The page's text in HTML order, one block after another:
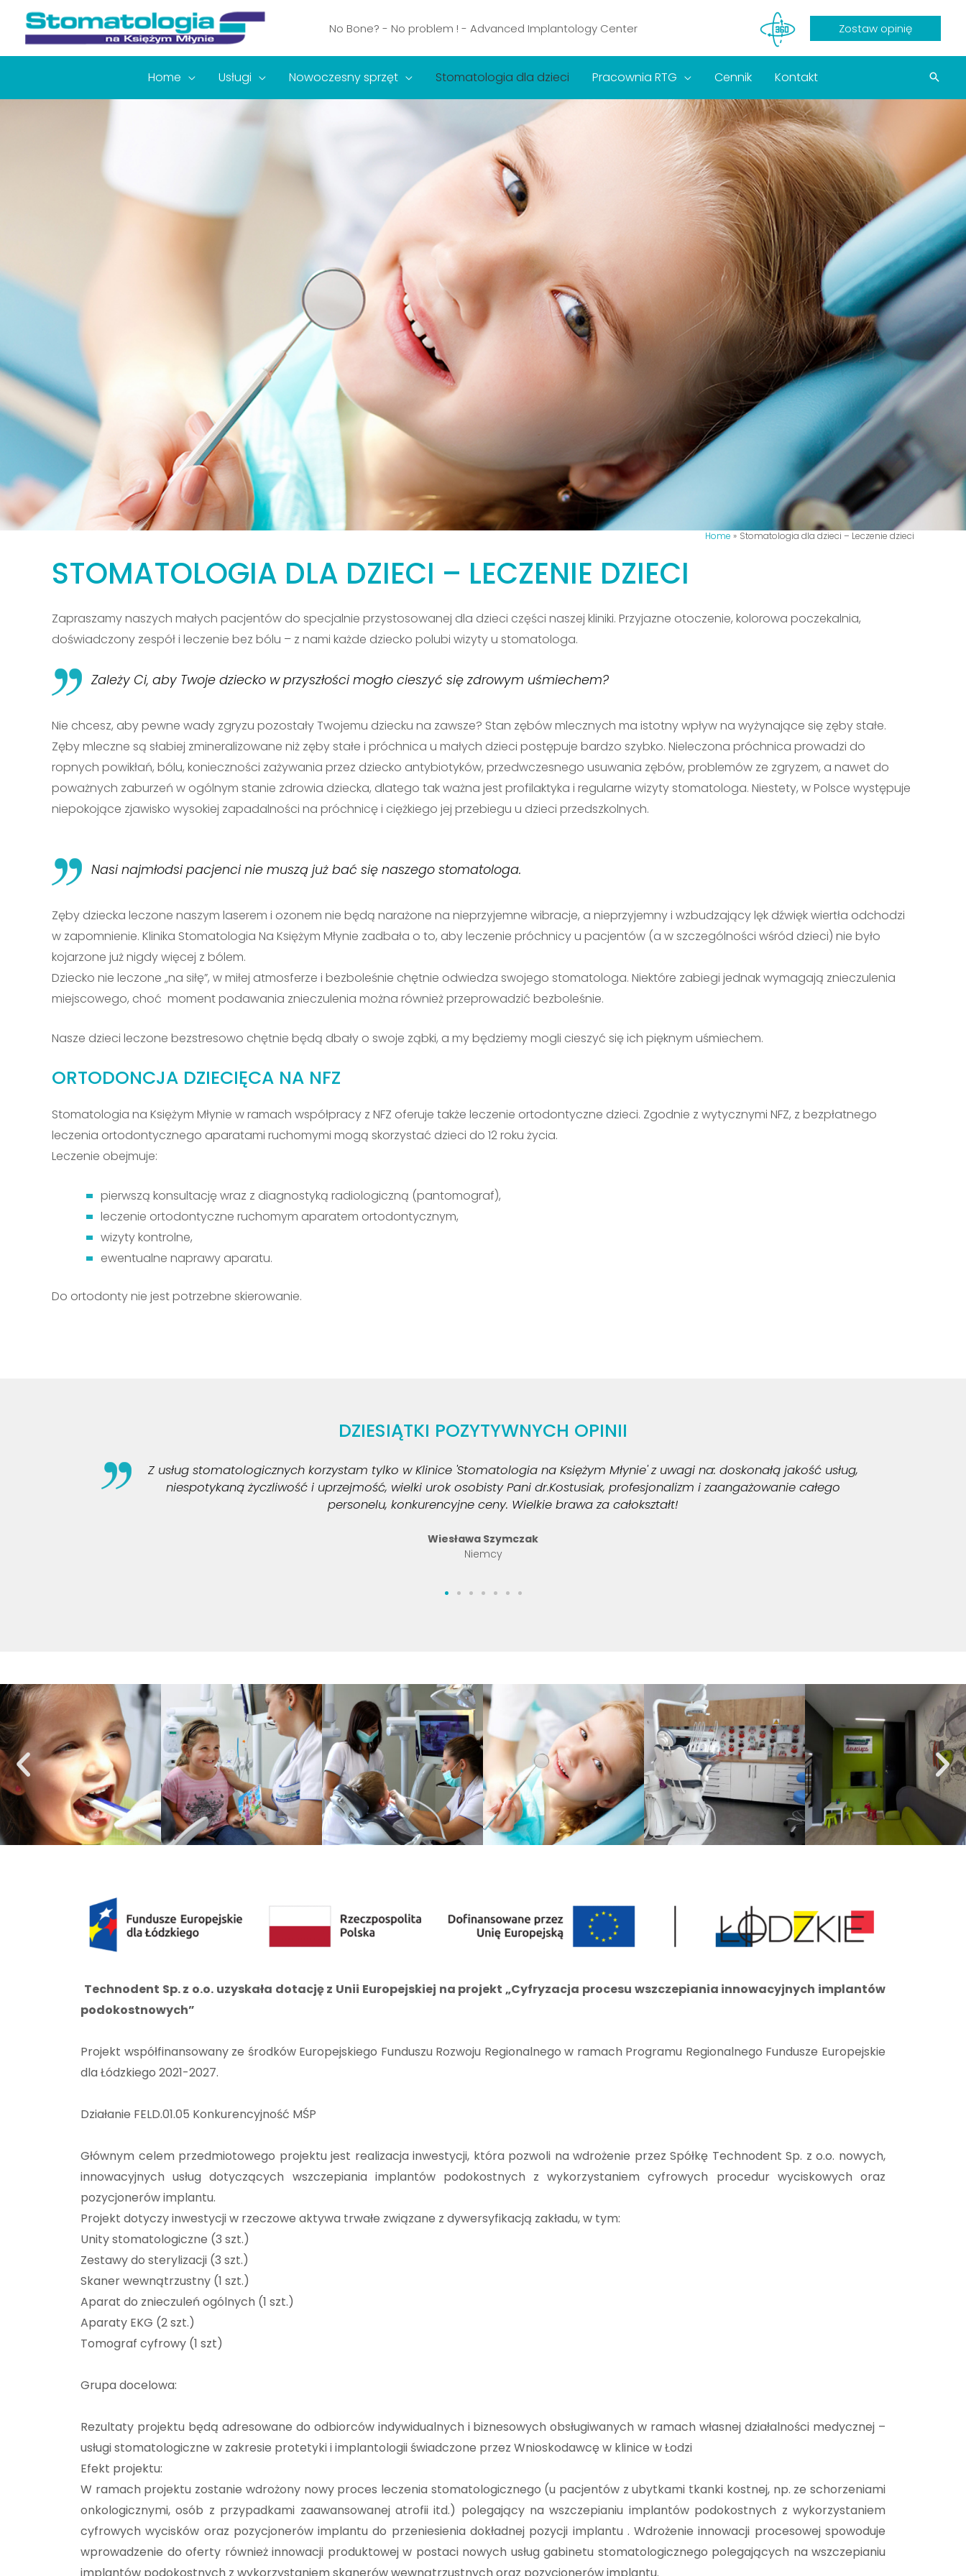
No Bone? - No problem ! - Advanced Implantology Center Zostaw opinię
Home Usługi Nowoczesny sprzęt Stomatologia dla dzieci Pracownia RTG Cennik Kontakt
Home Stomatologia dla dzieci – Leczenie dzieci
STOMATOLOGIA DLA DZIECI – LECZENIE DZIECI
Zapraszamy naszych małych pacjentów do specjalnie przystosowanej dla dzieci części naszej kliniki. Przyjazne otoczenie, kolorowa poczekalnia,
doświadczony zespół i leczenie bez bólu – z nami każde dziecko polubi wizyty u stomatologa.
Zależy Ci, aby Twoje dziecko w przyszłości mogło cieszyć się zdrowym uśmiechem?
Nie chcesz, aby pewne wady zgryzu pozostały Twojemu dziecku na zawsze? Stan zębów mlecznych ma istotny wpływ na wyżynające się zęby stałe.
Zęby mleczne są słabiej zmineralizowane niż zęby stałe i próchnica u małych dzieci postępuje bardzo szybko. Nieleczona próchnica prowadzi do
ropnych powikłań, bólu, konieczności zażywania przez dziecko antybiotyków, przedwczesnego usuwania zębów, problemów ze zgryzem, a nawet do
poważnych zaburzeń w ogólnym stanie zdrowia dziecka, dlatego tak ważna jest profilaktyka i regularne wizyty stomatologa. Niestety, w Polsce występuje
niepokojące zjawisko wysokiej zapadalności na próchnicę i ciężkiego jej przebiegu u dzieci przedszkolnych.
Nasi najmłodsi pacjenci nie muszą już bać się naszego stomatologa.
Zęby dziecka leczone naszym laserem i ozonem nie będą narażone na nieprzyjemne wibracje, a nieprzyjemny i wzbudzający lęk dźwięk wiertła odchodzi
w zapomnienie. Klinika Stomatologia Na Księżym Młynie zadbała o to, aby leczenie próchnicy u pacjentów (a w szczególności wśród dzieci) nie było
kojarzone już nigdy więcej z bólem.
Dziecko nie leczone „na siłę”, w miłej atmosferze i bezboleśnie chętnie odwiedza swojego stomatologa. Niektóre zabiegi jednak wymagają znieczulenia
miejscowego, choć moment podawania znieczulenia można również przeprowadzić bezboleśnie.
Nasze dzieci leczone bezstresowo chętnie będą dbały o swoje ząbki, a my będziemy mogli cieszyć się ich pięknym uśmiechem.
ORTODONCJA DZIECIĘCA NA NFZ
Stomatologia na Księżym Młynie w ramach współpracy z NFZ oferuje także leczenie ortodontyczne dzieci. Zgodnie z wytycznymi NFZ, z bezpłatnego
leczenia ortodontycznego aparatami ruchomymi mogą skorzystać dzieci do 12 roku życia.
Leczenie obejmuje:
pierwszą konsultację wraz z diagnostyką radiologiczną (pantomograf),
leczenie ortodontyczne ruchomym aparatem ortodontycznym,
wizyty kontrolne,
ewentualne naprawy aparatu.
Do ortodonty nie jest potrzebne skierowanie.
DZIESIĄTKI POZYTYWNYCH OPINII
Z usług stomatologicznych korzystam tylko w Klinice 'Stomatologia na Księżym Młynie' z uwagi na: doskonałą jakość usług,
niespotykaną życzliwość i uprzejmość, wielki urok osobisty Pani dr.Kostusiak, profesjonalizm i zaangażowanie całego
personelu, konkurencyjne ceny. Wielkie brawa za całokształt!
Wiesława Szymczak
Niemcy
Technodent Sp. z o.o. uzyskała dotację z Unii Europejskiej na projekt „Cyfryzacja procesu wszczepiania innowacyjnych implantów
podokostnowych”
Projekt współfinansowany ze środków Europejskiego Funduszu Rozwoju Regionalnego w ramach Programu Regionalnego Fundusze Europejskie
dla Łódzkiego 2021-2027.
Działanie FELD.01.05 Konkurencyjność MŚP
Głównym celem przedmiotowego projektu jest realizacja inwestycji, która pozwoli na wdrożenie przez Spółkę Technodent Sp. z o.o. nowych,
innowacyjnych usług dotyczących wszczepiania implantów podokostnych z wykorzystaniem cyfrowych procedur wyciskowych oraz
pozycjonerów implantu.
Projekt dotyczy inwestycji w rzeczowe aktywa trwałe związane z dywersyfikacją zakładu, w tym:
Unity stomatologiczne (3 szt.)
Zestawy do sterylizacji (3 szt.)
Skaner wewnątrzustny (1 szt.)
Aparat do znieczuleń ogólnych (1 szt.)
Aparaty EKG (2 szt.)
Tomograf cyfrowy (1 szt)
Grupa docelowa:
Rezultaty projektu będą adresowane do odbiorców indywidualnych i biznesowych obsługiwanych w ramach własnej działalności medycznej –
usługi stomatologiczne w zakresie protetyki i implantologii świadczone przez Wnioskodawcę w klinice w Łodzi
Efekt projektu:
W ramach projektu zostanie wdrożony nowy proces leczenia stomatologicznego (u pacjentów z ubytkami tkanki kostnej, np. ze schorzeniami
onkologicznymi, osób z przypadkami zaawansowanej atrofii itd.) polegający na wszczepianiu implantów podokostnych z wykorzystaniem
cyfrowych wycisków oraz pozycjonerów implantu do przeniesienia dokładnej pozycji implantu . Wdrożenie innowacji procesowej spowoduje
wprowadzenie do oferty również innowacji produktowej w postaci nowych usług gabinetu stomatologicznego polegających na wszczepianiu